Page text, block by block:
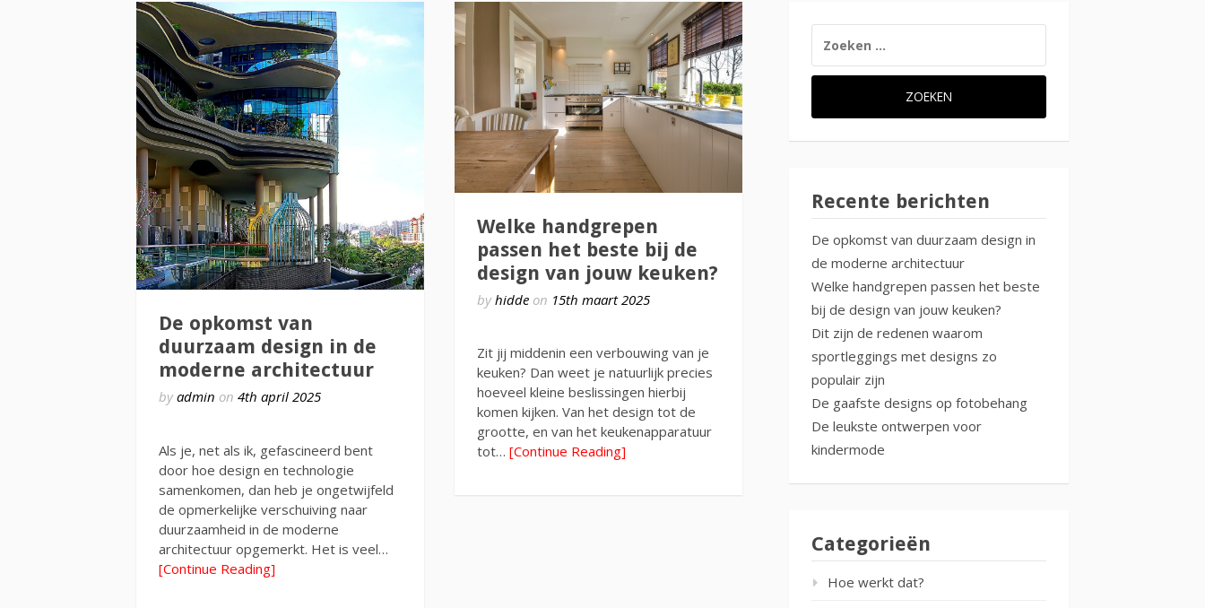
De opkomst van
duurzaam design in de
moderne architectuur
byadmin on 4th april 2025
Als je, net als ik, gefascineerd bent
door hoe design en technologie
samenkomen, dan heb je ongetwijfeld
de opmerkelijke verschuiving naar
duurzaamheid in de moderne
architectuur opgemerkt. Het is veel…
[Continue Reading]
Welke handgrepen
passen het beste bij de
design van jouw keuken?
byhiddeon 15th maart 2025
Zit jij middenin een verbouwing van je
keuken? Dan weet je natuurlijk precies
hoeveel kleine beslissingen hierbij
komen kijken. Van het design tot de
grootte, en van het keukenapparatuur
tot… [Continue Reading]
NAAR:
Recente berichten
De opkomst van duurzaam design in
de moderne architectuur
Welke handgrepen passen het beste
bij de design van jouw keuken?
Dit zijn de redenen waarom
sportleggings met designs zo
populair zijn
De gaafste designs op fotobehang
De leukste ontwerpen voor
kindermode
Categorieën
Hoe werkt dat?